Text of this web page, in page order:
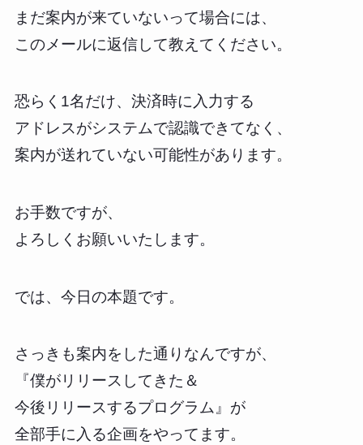
まだ案内が来ていないって場合には、
このメールに返信して教えてください。
恐らく1名だけ、決済時に入力する
アドレスがシステムで認識できてなく、
案内が送れていない可能性があります。
お手数ですが、
よろしくお願いいたします。
では、今日の本題です。
さっきも案内をした通りなんですが、
『僕がリリースしてきた＆
今後リリースするプログラム』が
全部手に入る企画をやってます。